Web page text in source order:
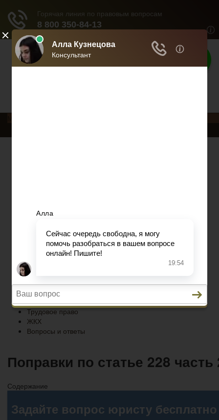
Консультация
Трудовое право
ЖКХ
Вопросы и ответы
Главная
Кредитование
Пенсионное страхование
Трудовое право
ЖКХ
Вопросы и ответы
Поправки по статье 228
Содержание